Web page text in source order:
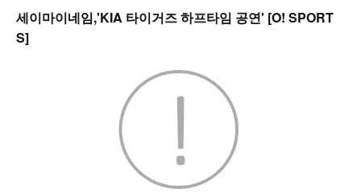
세이마이네임,'KIA 타이거즈 하프타임 공연' [O! SPORT
S]